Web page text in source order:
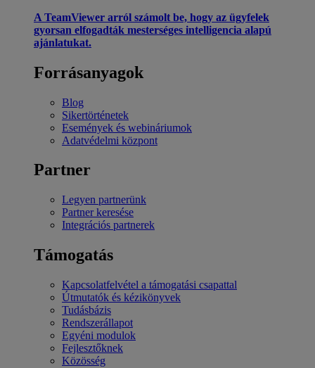
A TeamViewer arról számolt be, hogy az ügyfelek
gyorsan elfogadták mesterséges intelligencia alapú
ajánlatukat.
Forrásanyagok
Blog
Sikertörténetek
Események és webináriumok
Adatvédelmi központ
Partner
Legyen partnerünk
Partner keresése
Integrációs partnerek
Támogatás
Kapcsolatfelvétel a támogatási csapattal
Útmutatók és kézikönyvek
Tudásbázis
Rendszerállapot
Egyéni modulok
Fejlesztőknek
Közösség